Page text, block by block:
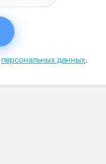
персональных данных.